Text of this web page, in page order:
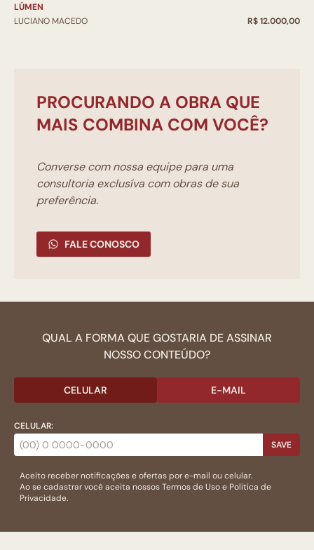
LÚMEN
LUCIANO MACEDO
R$ 12.000,00
PROCURANDO A OBRA QUE
MAIS COMBINA COM VOCÊ?
Converse com nossa equipe para uma
consultoria exclusíva com obras de sua
preferência.
FALE CONOSCO
QUAL A FORMA QUE GOSTARIA DE ASSINAR
NOSSO CONTEÚDO?
CELULAR E-MAIL
CELULAR:
SAVE
Aceito receber notificações e ofertas por e-mail ou celular.
Ao se cadastrar você aceita nossosTermos de Usoe Politica de
Privacidade.